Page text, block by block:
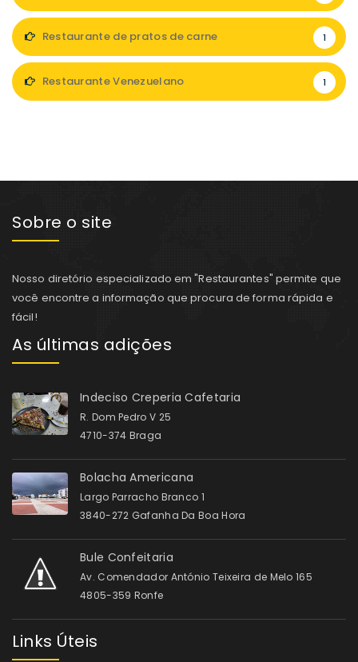
Restaurante de pratos de carne 1
Restaurante Venezuelano 1
Sobre o site
Nosso diretório especializado em "Restaurantes" permite que
você encontre a informação que procura de forma rápida e
fácil!
As últimas adições
Indeciso Creperia Cafetaria
R. Dom Pedro V 25
4710-374 Braga
Bolacha Americana
Largo Parracho Branco 1
3840-272 Gafanha Da Boa Hora
Bule Confeitaria
Av. Comendador António Teixeira de Melo 165
4805-359 Ronfe
Links Úteis